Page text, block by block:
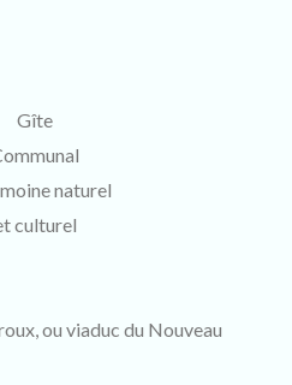
Gîte
naturel
culturel
ou viaduc du Nouveau